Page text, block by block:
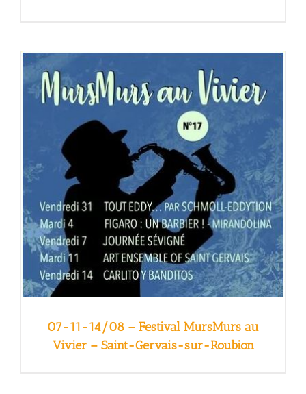
07-11-14/08 – Festival MursMurs au
Vivier – Saint-Gervais-sur-Roubion